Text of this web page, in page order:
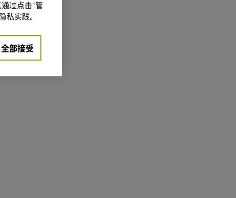
过点击“管
私实践。
全部接受